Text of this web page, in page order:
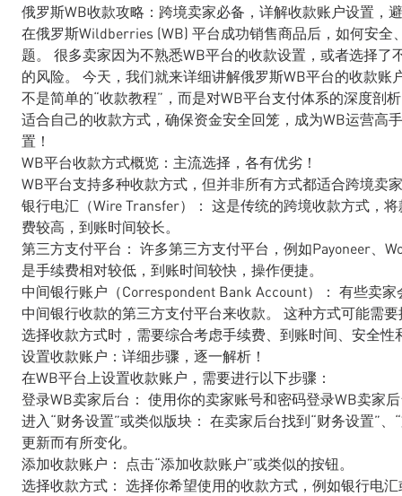
俄罗斯WB收款攻略：跨境卖家必备，详解收款账户设置，
在俄罗斯Wildberries (WB) 平台成功销售商品后，如何安
题。 很多卖家因为不熟悉WB平台的收款设置，或者选择
的风险。 今天，我们就来详细讲解俄罗斯WB平台的收款
不是简单的“收款教程”，而是对WB平台支付体系的深度剖
适合自己的收款方式，确保资金安全回笼，成为WB运营高
置！
WB平台收款方式概览：主流选择，各有优劣！
WB平台支持多种收款方式，但并非所有方式都适合跨境卖
银行电汇（Wire Transfer）： 这是传统的跨境收款方式，
费较高，到账时间较长。
第三方支付平台： 许多第三方支付平台，例如Payoneer、
是手续费相对较低，到账时间较快，操作便捷。
中间银行账户（Correspondent Bank Account）： 有些卖
中间银行收款的第三方支付平台来收款。 这种方式可能需
选择收款方式时，需要综合考虑手续费、到账时间、安全性
设置收款账户：详细步骤，逐一解析！
在WB平台上设置收款账户，需要进行以下步骤：
登录WB卖家后台： 使用你的卖家账号和密码登录WB卖家
进入“财务设置”或类似版块： 在卖家后台找到“财务设置”
更新而有所变化。
添加收款账户： 点击“添加收款账户”或类似的按钮。
选择收款方式： 选择你希望使用的收款方式，例如银行电